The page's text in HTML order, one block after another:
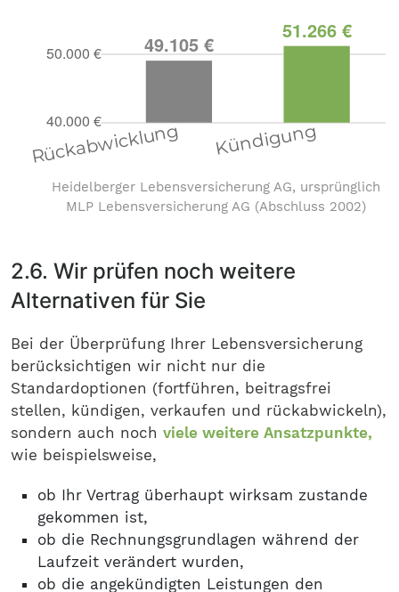
Heidelberger Lebensversicherung AG, ursprünglich
MLP Lebensversicherung AG (Abschluss 2002)
2.6. Wir prüfen noch weitere
Alternativen für Sie
Bei der Überprüfung Ihrer Lebensversicherung
berücksichtigen wir nicht nur die
Standardoptionen (fortführen, beitragsfrei
stellen, kündigen, verkaufen und rückabwickeln),
sondern auch noch viele weitere Ansatzpunkte,
wie beispielsweise,
ob Ihr Vertrag überhaupt wirksam zustande
gekommen ist,
ob die Rechnungsgrundlagen während der
Laufzeit verändert wurden,
ob die angekündigten Leistungen den